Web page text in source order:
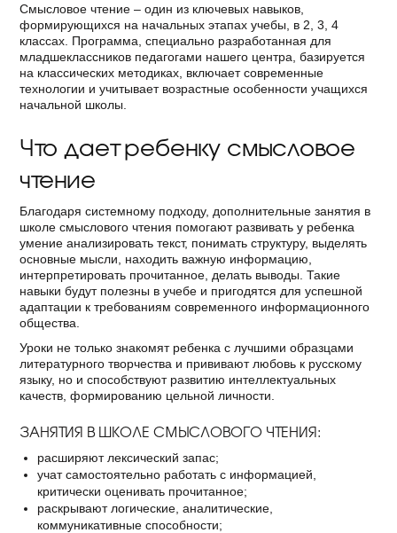
Смысловое чтение – один из ключевых навыков,
формирующихся на начальных этапах учебы, в 2, 3, 4
классах. Программа, специально разработанная для
младшеклассников педагогами нашего центра, базируется
на классических методиках, включает современные
технологии и учитывает возрастные особенности учащихся
начальной школы.
Что дает ребенку смысловое
чтение
Благодаря системному подходу, дополнительные занятия в
школе смыслового чтения помогают развивать у ребенка
умение анализировать текст, понимать структуру, выделять
основные мысли, находить важную информацию,
интерпретировать прочитанное, делать выводы. Такие
навыки будут полезны в учебе и пригодятся для успешной
адаптации к требованиям современного информационного
общества.
Уроки не только знакомят ребенка с лучшими образцами
литературного творчества и прививают любовь к русскому
языку, но и способствуют развитию интеллектуальных
качеств, формированию цельной личности.
ЗАНЯТИЯ В ШКОЛЕ СМЫСЛОВОГО ЧТЕНИЯ:
расширяют лексический запас;
учат самостоятельно работать с информацией,
критически оценивать прочитанное;
раскрывают логические, аналитические,
коммуникативные способности;